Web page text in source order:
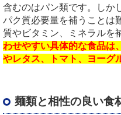
含むのはパン類です。しか
パク質必要量を補うことは
質やビタミン、ミネラルを
わせやすい具体的な食品は
やレタス、トマト、ヨーグ
麺類と相性の良い食